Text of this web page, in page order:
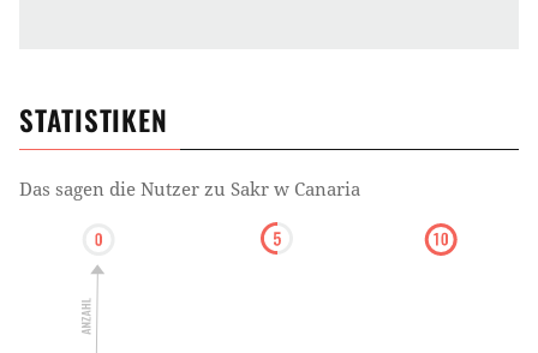
STATISTIKEN
Das sagen die Nutzer zu Sakr w Canaria